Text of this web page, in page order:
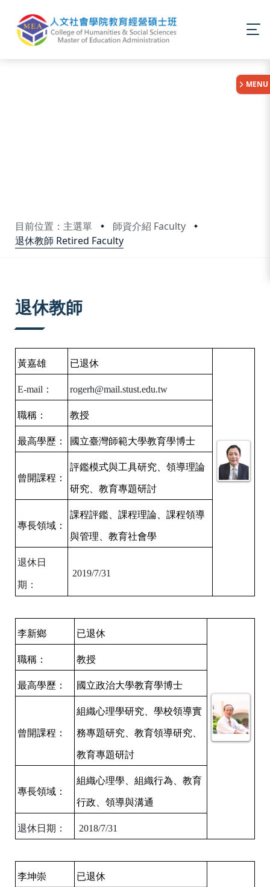
目前位置：主選單
師資介紹 Faculty
退休教師 Retired Faculty
MENU
退休教師
黃嘉雄 已退休
E-mail： rogerh@mail.stust.edu.tw
職稱： 教授
最高學歷： 國立臺灣師範大學教育學博士
曾開課程：
評鑑模式與工具研究、領導理論
研究、教育專題研討
專長領域：
課程評鑑、課程理論、課程領導
與管理、教育社會學
退休日
期：
2019/7/31
李新鄉 已退休
職稱： 教授
最高學歷： 國立政治大學教育學博士
曾開課程：
組織心理學研究、學校領導實
務專題研究、教育領導研究、
教育專題研討
專長領域：
組織心理學、組織行為、教育
行政、領導與溝通
退休日期： 2018/7/31
李坤崇 已退休